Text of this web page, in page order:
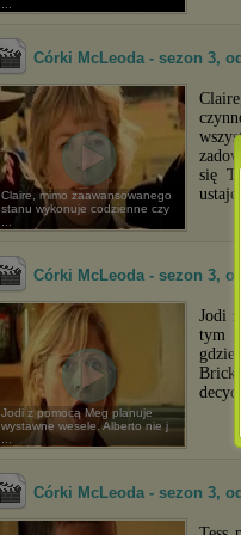
Córki McLeoda - sezon 3,
Claire, mimo zaawansowanego
stanu wykonuje codzienne czy
się
Córki McLeoda - sezon 3,
Jodi z pomocą Meg planuje
wystawne wesele. Alberto nie j
Jodi
tym
gdzie
Brick
Córki McLeoda - sezon 3,